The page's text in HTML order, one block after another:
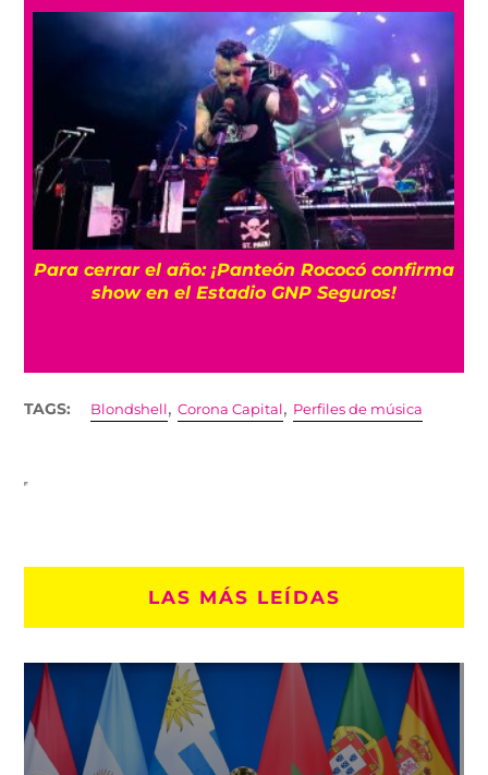
7 canciones para sumergirte en la dulce
melancolía de Elliott Smith
TAGS: Blondshell ,Corona Capital , Perfiles de música
LAS MÁS LEÍDAS